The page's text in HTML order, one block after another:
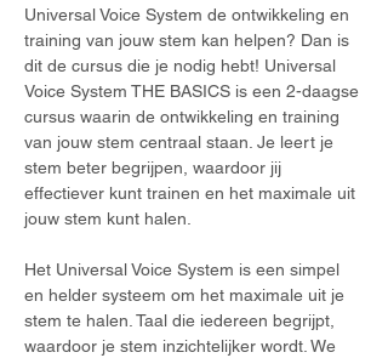
Universal Voice System de ontwikkeling en
training van jouw stem kan helpen? Dan is
dit de cursus die je nodig hebt! Universal
Voice System THE BASICS is een 2-daagse
cursus waarin de ontwikkeling en training
van jouw stem centraal staan. Je leert je
stem beter begrijpen, waardoor jij
effectiever kunt trainen en het maximale uit
jouw stem kunt halen.
Het Universal Voice System is een simpel
en helder systeem om het maximale uit je
stem te halen. Taal die iedereen begrijpt,
waardoor je stem inzichtelijker wordt. We